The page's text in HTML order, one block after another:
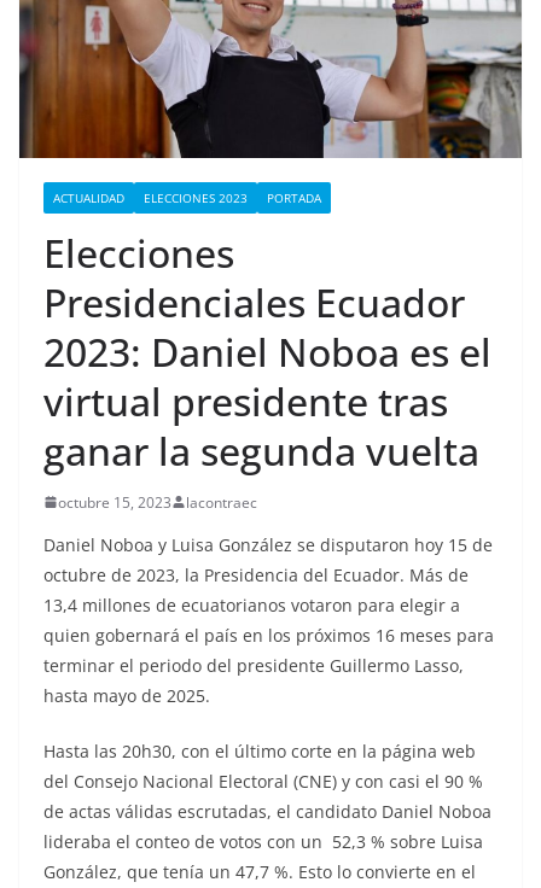
ACTUALIDAD ELECCIONES 2023 PORTADA
Elecciones
Presidenciales Ecuador
2023: Daniel Noboa es el
virtual presidente tras
ganar la segunda vuelta
octubre 15, 2023 lacontraec
Daniel Noboa y Luisa González se disputaron hoy 15 de
octubre de 2023, la Presidencia del Ecuador. Más de
13,4 millones de ecuatorianos votaron para elegir a
quien gobernará el país en los próximos 16 meses para
terminar el periodo del presidente Guillermo Lasso,
hasta mayo de 2025.
Hasta las 20h30, con el último corte en la página web
del Consejo Nacional Electoral (CNE) y con casi el 90 %
de actas válidas escrutadas, el candidato Daniel Noboa
lideraba el conteo de votos con un 52,3 % sobre Luisa
González, que tenía un 47,7 %. Esto lo convierte en el